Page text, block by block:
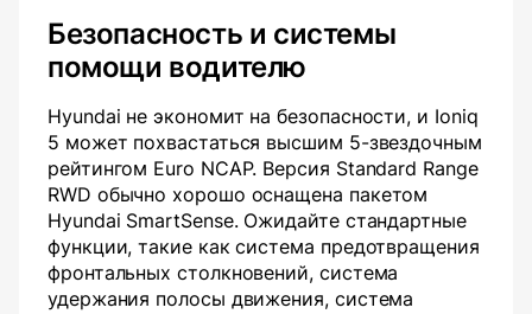
Безопасность и системы
помощи водителю
Hyundai не экономит на безопасности, и Ioniq
5 может похвастаться высшим 5-звездочным
рейтингом Euro NCAP. Версия Standard Range
RWD обычно хорошо оснащена пакетом
Hyundai SmartSense. Ожидайте стандартные
функции, такие как система предотвращения
фронтальных столкновений, система
удержания полосы движения, система